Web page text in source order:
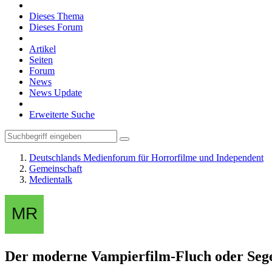
Dieses Thema
Dieses Forum
Artikel
Seiten
Forum
News
News Update
Erweiterte Suche
Deutschlands Medienforum für Horrorfilme und Independent
Gemeinschaft
Medientalk
Der moderne Vampierfilm-Fluch oder